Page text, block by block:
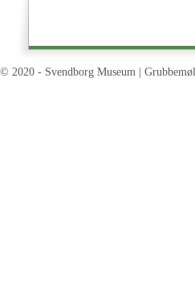
© 2020 - Svendborg Museum |